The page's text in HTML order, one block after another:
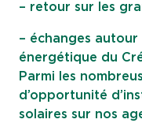
– retour sur les
– échanges
énergétique du
Parmi les
d’opportunité
solaires sur nos